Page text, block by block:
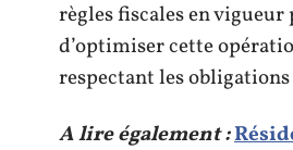
règles fiscales en vigueur
d’optimiser cette
respectant les obligations
A lire également :